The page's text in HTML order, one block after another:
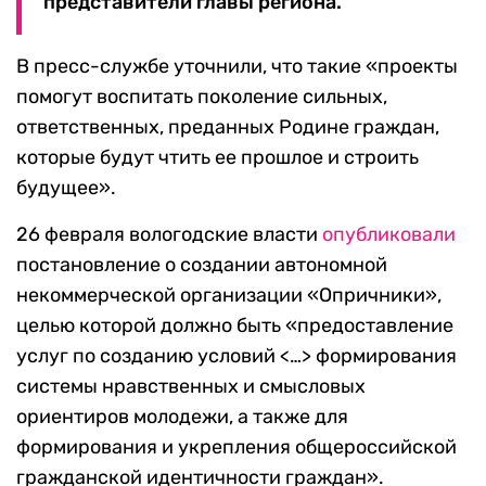
В пресс-службе уточнили, что такие «проекты
помогут воспитать поколение сильных,
ответственных, преданных Родине граждан,
которые будут чтить ее прошлое и строить
будущее».
26 февраля вологодские власти опубликовали
постановление о создании автономной
некоммерческой организации «Опричники»,
целью которой должно быть «предоставление
услуг по созданию условий <…> формирования
системы нравственных и смысловых
ориентиров молодежи, а также для
формирования и укрепления общероссийской
гражданской идентичности граждан».